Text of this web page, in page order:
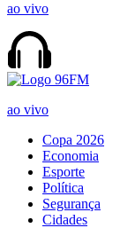
ao vivo
ao vivo
Copa 2026
Economia
Esporte
Política
Segurança
Cidades